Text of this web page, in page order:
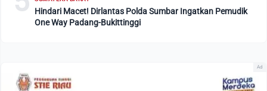
Hindari Macet! Dirlantas Polda Sumbar Ingatkan Pemudik
One Way Padang-Bukittinggi
Ad